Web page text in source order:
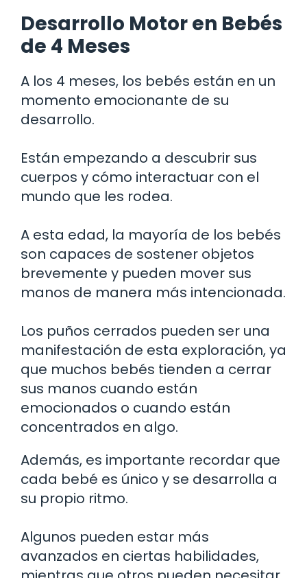
Desarrollo Motor en Bebés
de 4 Meses
A los 4 meses, los bebés están en un
momento emocionante de su
desarrollo.
Están empezando a descubrir sus
cuerpos y cómo interactuar con el
mundo que les rodea.
A esta edad, la mayoría de los bebés
son capaces de sostener objetos
brevemente y pueden mover sus
manos de manera más intencionada.
Los puños cerrados pueden ser una
manifestación de esta exploración, ya
que muchos bebés tienden a cerrar
sus manos cuando están
emocionados o cuando están
concentrados en algo.
Además, es importante recordar que
cada bebé es único y se desarrolla a
su propio ritmo.
Algunos pueden estar más
avanzados en ciertas habilidades,